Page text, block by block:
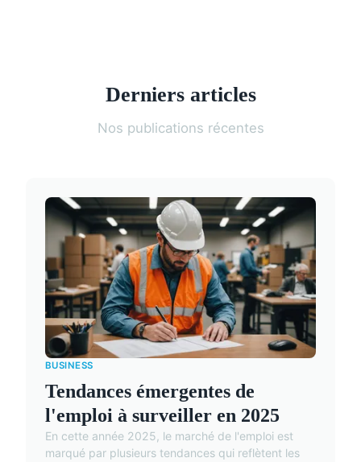
Derniers articles
Nos publications récentes
BUSINESS
Tendances émergentes de
l'emploi à surveiller en 2025
En cette année 2025, le marché de l'emploi est
marqué par plusieurs tendances qui reflètent les